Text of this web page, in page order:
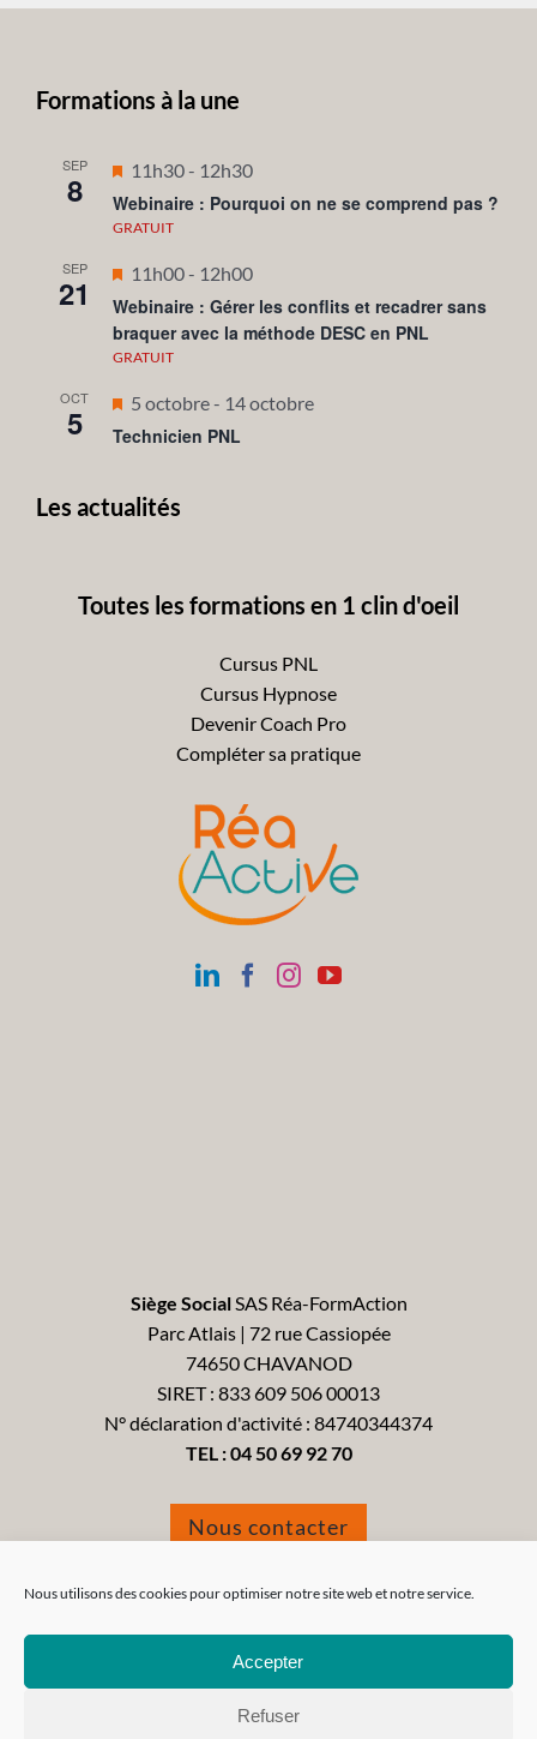
Nous utilisons des cookies pour optimiser notre site web et notre service.
Accepter
Refuser
Formations à la une
SEP
8
Mis
en
avant
11h30- 12h30
Webinaire : Pourquoi on ne se comprend pas ?
GRATUIT
SEP
21
Mis
en
avant
11h00- 12h00
Webinaire : Gérer les conflits et recadrer sans
braquer avec la méthode DESC en PNL
GRATUIT
OCT
5
Mis
en
5 octobre- 14 octobre
Technicien PNL
Les actualités
Toutes les formations en 1 clin d'oeil
Cursus PNL
Cursus Hypnose
Devenir Coach Pro
Compléter sa pratique
Siège SocialSAS Réa-FormAction
Parc Atlais | 72 rue Cassiopée
74650 CHAVANOD
SIRET : 833 609 506 00013
N° déclaration d'activité : 84740344374
TEL :04 50 69 92 70
Nous contacter